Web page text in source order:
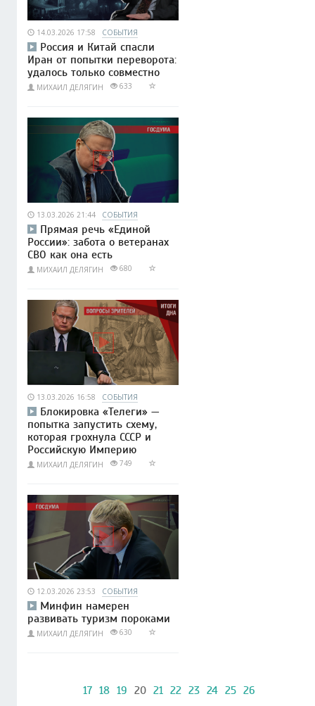
14.03.2026 17:58 СОБЫТИЯ
Россия и Китай спасли
Иран от попытки переворота:
удалось только совместно
МИХАИЛ ДЕЛЯГИН 633
13.03.2026 21:44 СОБЫТИЯ
Прямая речь «Единой
России»: забота о ветеранах
СВО как она есть
МИХАИЛ ДЕЛЯГИН 680
13.03.2026 16:58 СОБЫТИЯ
Блокировка «Телеги» —
попытка запустить схему,
которая грохнула СССР и
Российскую Империю
МИХАИЛ ДЕЛЯГИН 749
12.03.2026 23:53 СОБЫТИЯ
Минфин намерен
развивать туризм пороками
МИХАИЛ ДЕЛЯГИН 630
17 18 19 20 21 22 23 24 25 26